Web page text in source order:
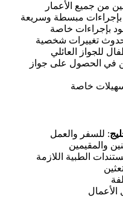
من جميع الأعمار
بإجراءات مبسطة وسريعة
بإجراءات خاصة
تغييرات شخصية
للجواز العائلي
في الحصول على جواز
خاصة
: للسفر والعمل
والمقيمين
الطبية اللازمة
الأعمال